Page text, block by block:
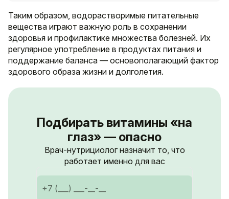
Таким образом, водорастворимые питательные
вещества играют важную роль в сохранении
здоровья и профилактике множества болезней. Их
регулярное употребление в продуктах питания и
поддержание баланса — основополагающий фактор
здорового образа жизни и долголетия.
Подбирать витамины «на
глаз» — опасно
Врач-нутрициолог назначит то, что
работает именно для вас